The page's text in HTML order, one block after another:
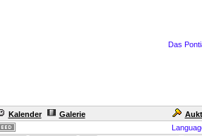
Das
Kalender Galerie